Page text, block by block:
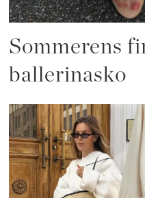
Sommerens
ballerinasko